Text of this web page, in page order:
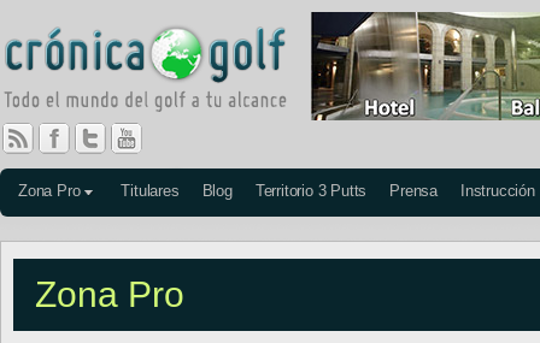
Zona Pro Titulares Blog Territorio 3 Putts Prensa Instrucción
Zona Pro